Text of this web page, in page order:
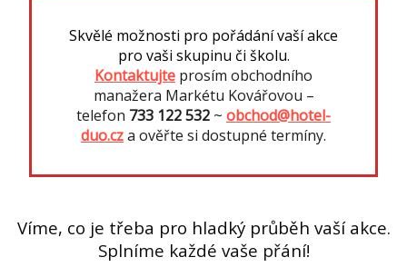
Skvělé možnosti pro pořádání vaší akce
pro vaši skupinu či školu.
Kontaktujte prosím obchodního
manažera Markétu Kovářovou –
telefon 733 122 532 ~ obchod@hotel-
duo.cza ověřte si dostupné termíny.
Víme, co je třeba pro hladký průběh vaší akce.
Splníme každé vaše přání!